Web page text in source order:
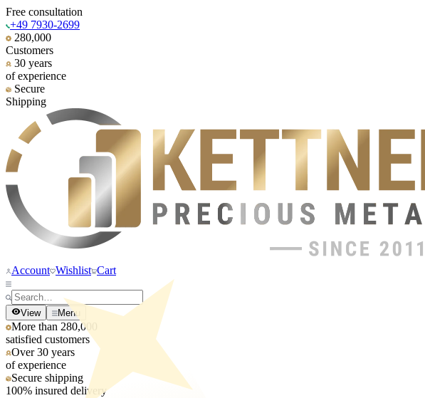
Free consultation
+49 7930-2699
280,000
Customers
30 years
of experience
Secure
Shipping
Account Wishlist Cart
View Menu
More than 280,000
satisfied customers
Over 30 years
of experience
Secure shipping
100% insured delivery